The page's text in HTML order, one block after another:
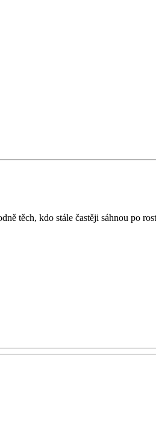
těch, kdo stále častěji sáhnou po